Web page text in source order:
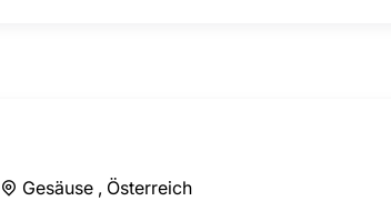
Gesäuse , Österreich